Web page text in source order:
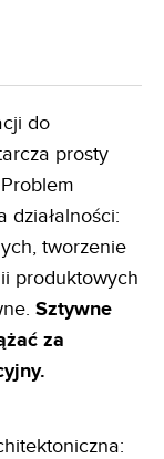
do
prosty
działalności:
tworzenie
produktowych
Sztywne
za